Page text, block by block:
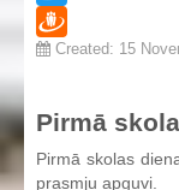
Twitter
Draugiem
Created: 15
Pirmā
Pirmā skolas
prasmju apguvi.